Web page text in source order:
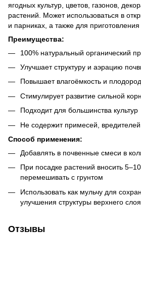
ягодных культур, цветов, газонов,
растений. Может использоваться в
и парниках, а также для
Преимущества:
100% натуральный органический
Улучшает структуру и аэрацию
Повышает влагоёмкость и
Стимулирует развитие сильной
Подходит для большинства культур
Не содержит примесей,
Способ применения:
Добавлять в почвенные смеси в
При посадке растений вносить
перемешивать с грунтом
Использовать как мульчу для
улучшения структуры верхнего
Отзывы